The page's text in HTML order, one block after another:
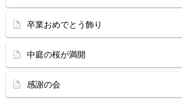
卒業おめでとう飾り
中庭の桜が満開
感謝の会